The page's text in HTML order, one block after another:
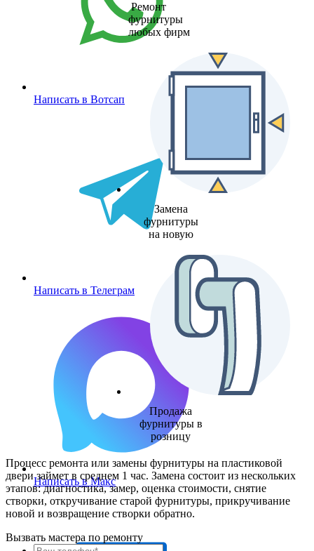
Написать в Вотсап
Написать в Телеграм
Написать в Макс
Ремонт
фурнитуры
любых фирм
Замена
фурнитуры
на новую
Продажа
фурнитуры в
розницу
Процесс ремонта или замены фурнитуры на пластиковой
двери займет в среднем 1 час. Замена состоит из нескольких
этапов: диагностика, замер, оценка стоимости, снятие
створки, откручивание старой фурнитуры, прикручивание
новой и возвращение створки обратно.
Вызвать мастера по ремонту